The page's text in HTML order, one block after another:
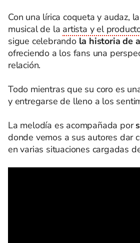
Con una lírica coqueta y audaz,
musical de la artista y el
sigue celebrando la historia de
ofreciendo a los fans una
relación.
Todo mientras que su coro es
y entregarse de lleno a los
La melodía es acompañada por
donde vemos a sus autores dar
en varias situaciones cargadas